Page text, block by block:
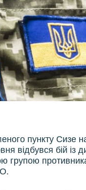
КРИМУ
RL
пункту Сизе
відбувся бій із
групою